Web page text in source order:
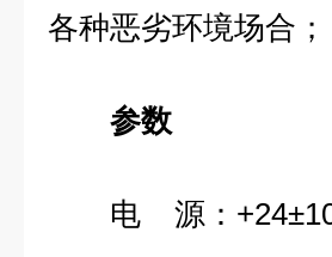
各种恶劣环境场合；
参数
电 源：